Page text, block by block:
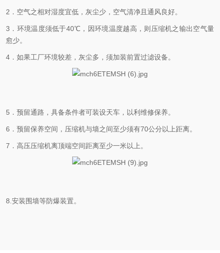
2．空气之相对湿度宜低，灰尘少，空气清净且通风良好。
3．环境温度须低于40℃，因环境温度越高，则压缩机之输出空气量
愈少。
4．如果工厂环境较差，灰尘多，须加装前置过滤设备。
5．预留通路，具备条件者可装设天车，以利维修保养。
6．预留保养空间，压缩机与墙之间至少须有70公分以上距离。
7．高压压缩机离顶端空间距离至少一米以上。
8.安装围墙等防爆装置。